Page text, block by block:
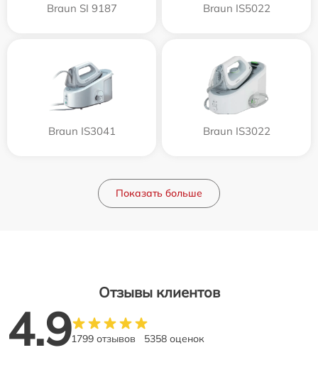
Braun SI 9187 Braun IS5022
Braun IS3041 Braun IS3022
Показать больше
Отзывы клиентов
4.91799 отзывов 5358 оценок